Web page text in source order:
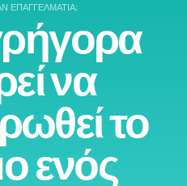
ΕΠΑΓΓΕΛΜΑΤΊΑ;
να
το
ενός